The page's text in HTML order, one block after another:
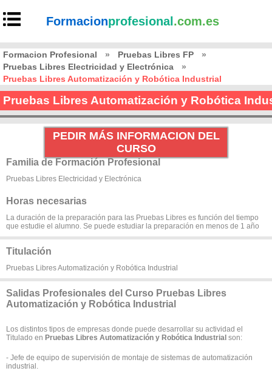
Formacionprofesional .com.es
Formacion Profesional » Pruebas Libres FP
»
Pruebas Libres Electricidad y Electrónica
»
Pruebas Libres Automatización y Robótica Industrial
Pruebas Libres Automatización y Robótica
PEDIR MÁS INFORMACION DEL
CURSO
Familia de Formación Profesional
Pruebas Libres Electricidad y Electrónica
Horas necesarias
La duración de la preparación para las Pruebas Libres es función del tiempo
que estudie el alumno. Se puede estudiar la preparación en menos de 1 año
Titulación
Pruebas Libres Automatización y Robótica Industrial
Salidas Profesionales del Curso Pruebas Libres
Automatización y Robótica Industrial
Los distintos tipos de empresas donde puede desarrollar su actividad el
Titulado en Pruebas Libres Automatización y Robótica Industrial son:
- Jefe de equipo de supervisión de montaje de sistemas de automatización
industrial.